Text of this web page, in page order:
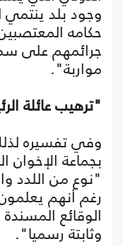
وجود بلد ينتمي
حكامه
جرائمهم على
مواربة".
"ترهيب عائلة
وفي تفسيره
بجماعة الإخوان
"نوع من اللدد
رغم أنهم
الوقائع
وثابتة رسميا".